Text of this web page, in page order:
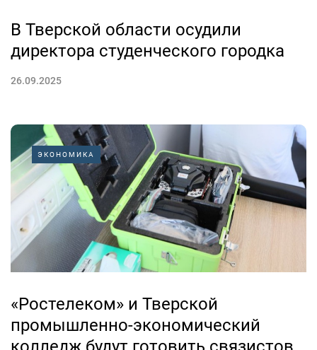
В Тверской области осудили
директора студенческого городка
26.09.2025
ЭКОНОМИКА
«Ростелеком» и Тверской
промышленно-экономический